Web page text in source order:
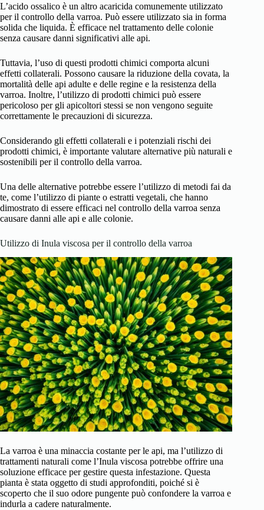
L’acido ossalico è un altro acaricida comunemente utilizzato
per il controllo della varroa. Può essere utilizzato sia in forma
solida che liquida. È efficace nel trattamento delle colonie
senza causare danni significativi alle api.
Tuttavia, l’uso di questi prodotti chimici comporta alcuni
effetti collaterali. Possono causare la riduzione della covata, la
mortalità delle api adulte e delle regine e la resistenza della
varroa. Inoltre, l’utilizzo di prodotti chimici può essere
pericoloso per gli apicoltori stessi se non vengono seguite
correttamente le precauzioni di sicurezza.
Considerando gli effetti collaterali e i potenziali rischi dei
prodotti chimici, è importante valutare alternative più naturali e
sostenibili per il controllo della varroa.
Una delle alternative potrebbe essere l’utilizzo di metodi fai da
te, come l’utilizzo di piante o estratti vegetali, che hanno
dimostrato di essere efficaci nel controllo della varroa senza
causare danni alle api e alle colonie.
Utilizzo di Inula viscosa per il controllo della varroa
La varroa è una minaccia costante per le api, ma l’utilizzo di
trattamenti naturali come l’Inula viscosa potrebbe offrire una
soluzione efficace per gestire questa infestazione. Questa
pianta è stata oggetto di studi approfonditi, poiché si è
scoperto che il suo odore pungente può confondere la varroa e
indurla a cadere naturalmente.